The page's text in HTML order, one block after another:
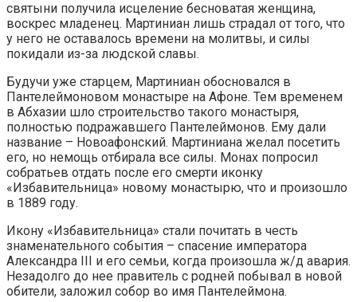
святыни получила исцеление бесноватая женщина,
воскрес младенец. Мартиниан лишь страдал от того, что
у него не оставалось времени на молитвы, и силы
покидали из-за людской славы.
Будучи уже старцем, Мартиниан обосновался в
Пантелеймоновом монастыре на Афоне. Тем временем
в Абхазии шло строительство такого монастыря,
полностью подражавшего Пантелеймонов. Ему дали
название – Новоафонский. Мартиниана желал посетить
его, но немощь отбирала все силы. Монах попросил
собратьев отдать после его смерти иконку
«Избавительница» новому монастырю, что и произошло
в 1889 году.
Икону «Избавительница» стали почитать в честь
знаменательного события – спасение императора
Александра III и его семьи, когда произошла ж/д авария.
Незадолго до нее правитель с родней побывал в новой
обители, заложил собор во имя Пантелеймона.